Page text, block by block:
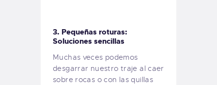
3. Pequeñas roturas:
Soluciones sencillas
Muchas veces podemos
desgarrar nuestro traje al caer
sobre rocas o con las quillas